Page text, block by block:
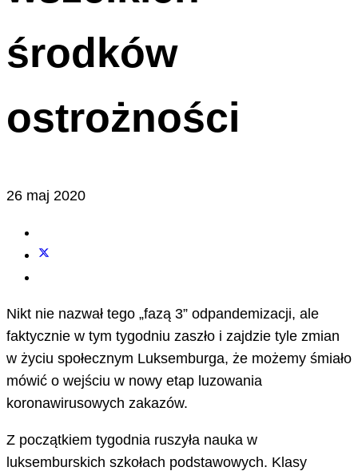
środków
ostrożności
26 maj 2020
Nikt nie nazwał tego „fazą 3” odpandemizacji, ale
faktycznie w tym tygodniu zaszło i zajdzie tyle zmian
w życiu społecznym Luksemburga, że możemy śmiało
mówić o wejściu w nowy etap luzowania
koronawirusowych zakazów.
Z początkiem tygodnia ruszyła nauka w
luksemburskich szkołach podstawowych. Klasy